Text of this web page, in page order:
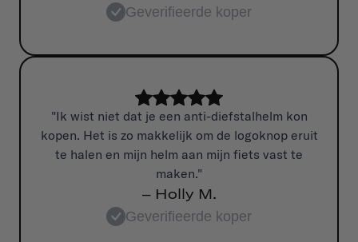
Geverifieerde koper
"Ik wist niet dat je een anti-diefstalhelm kon
kopen. Het is zo makkelijk om de logoknop eruit
te halen en mijn helm aan mijn fiets vast te
maken."
– Holly M.
Geverifieerde koper